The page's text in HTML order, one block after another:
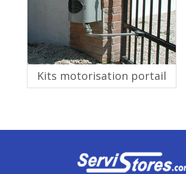
Kits motorisation portail